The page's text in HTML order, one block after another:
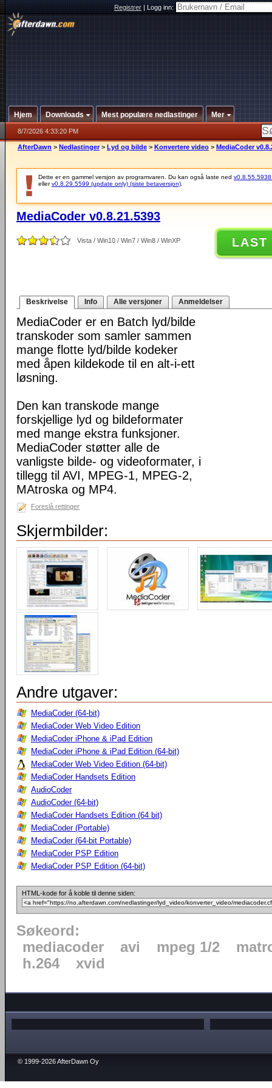
Registrer|Logg inn:
Hjem Downloads Mest populære nedlastinger Mer
8/7/2026 4:33:20 PM
AfterDawn > Nedlastinger > Lyd og bilde > Konvertere video > MediaCoder
Dette er en gammel versjon av programvaren. Du kan også laste ned v0.8.55.5938
ellerv0.8.29.5599 (update only) (siste betaversjon)
MediaCoder v0.8.21.5393
Vista / Win10 / Win7 / Win8 / WinXP LAST
Beskrivelse Info Alle versjoner Anmeldelser
MediaCoder er en Batch lyd/bilde
transkoder som samler sammen
mange flotte lyd/bilde kodeker
med åpen kildekode til en alt-i-ett
løsning.
Den kan transkode mange
forskjellige lyd og bildeformater
med mange ekstra funksjoner.
MediaCoder støtter alle de
vanligste bilde- og videoformater, i
tillegg til AVI, MPEG-1, MPEG-2,
MAtroska og MP4.
Foreslå rettinger
Skjermbilder:
Andre utgaver:
MediaCoder (64-bit)
MediaCoder Web Video Edition
MediaCoder iPhone & iPad Edition
MediaCoder iPhone & iPad Edition (64-bit)
MediaCoder Web Video Edition (64-bit)
MediaCoder Handsets Edition
AudioCoder
AudioCoder (64-bit)
MediaCoder Handsets Edition (64 bit)
MediaCoder (Portable)
MediaCoder (64-bit Portable)
MediaCoder PSP Edition
MediaCoder PSP Edition (64-bit)
HTML-kode for å koble til denne siden:
Søkeord:
mediacoder
avi mpeg 1/2
h.264
xvid
© 1999-2026 AfterDawn Oy